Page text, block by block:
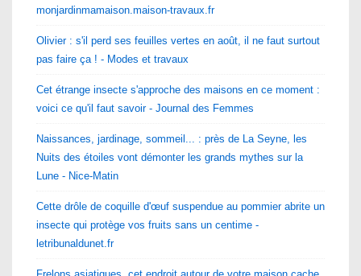
monjardinmamaison.maison-travaux.fr
Olivier : s'il perd ses feuilles vertes en août, il ne faut surtout
pas faire ça ! - Modes et travaux
Cet étrange insecte s'approche des maisons en ce moment :
voici ce qu'il faut savoir - Journal des Femmes
Naissances, jardinage, sommeil... : près de La Seyne, les
Nuits des étoiles vont démonter les grands mythes sur la
Lune - Nice-Matin
Cette drôle de coquille d'œuf suspendue au pommier abrite un
insecte qui protège vos fruits sans un centime -
letribunaldunet.fr